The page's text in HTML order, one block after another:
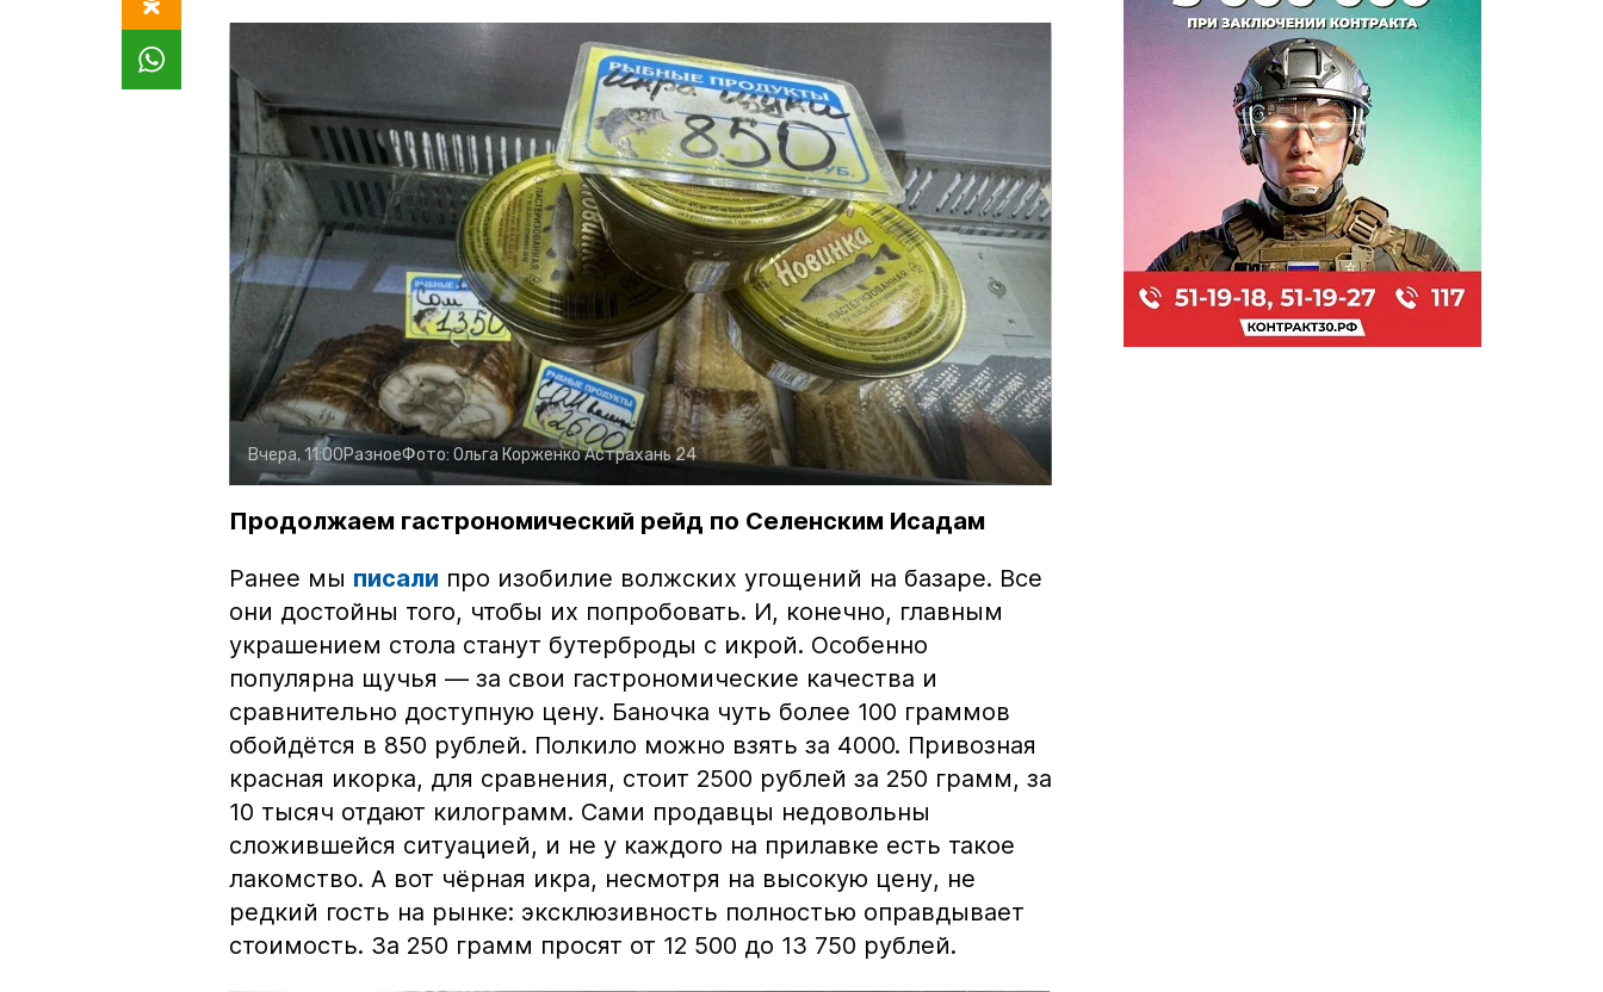
Вчера, 11:00РазноеФото: Ольга КорженкоАстрахань 24
Продолжаем гастрономический рейд по Селенским Исадам
Ранее мы писали про изобилие волжских угощений на базаре. Все
они достойны того, чтобы их попробовать. И, конечно, главным
украшением стола станут бутерброды с икрой. Особенно
популярна щучья — за свои гастрономические качества и
сравнительно доступную цену. Баночка чуть более 100 граммов
обойдётся в 850 рублей. Полкило можно взять за 4000. Привозная
красная икорка, для сравнения, стоит 2500 рублей за 250 грамм, за
10 тысяч отдают килограмм. Сами продавцы недовольны
сложившейся ситуацией, и не у каждого на прилавке есть такое
лакомство. А вот чёрная икра, несмотря на высокую цену, не
редкий гость на рынке: эксклюзивность полностью оправдывает
стоимость. За 250 грамм просят от 12 500 до 13 750 рублей.